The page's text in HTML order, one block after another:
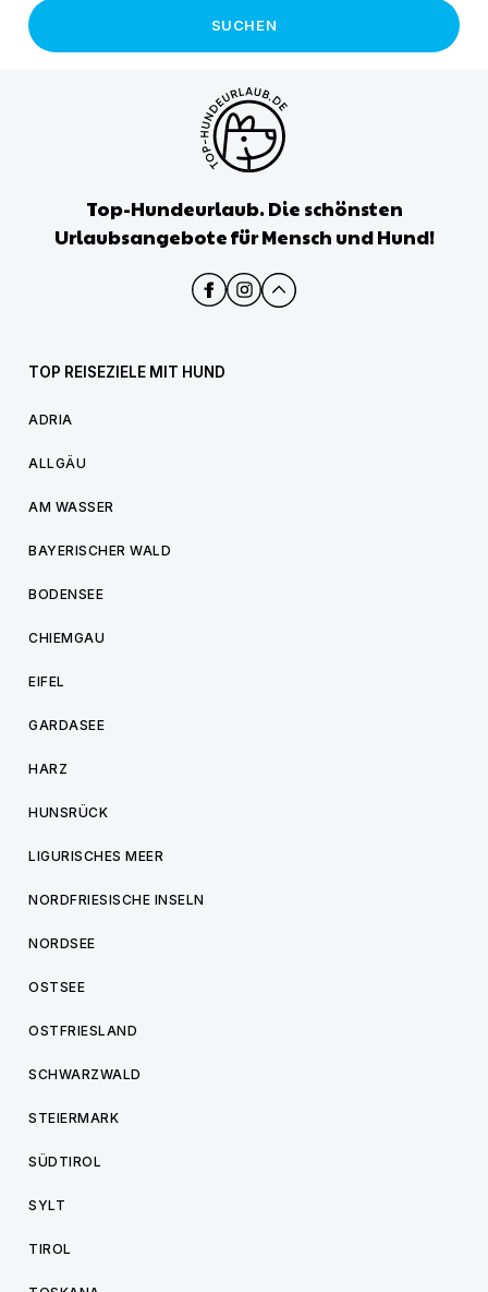
SUCHEN
Top-Hundeurlaub. Die schönsten
Urlaubsangebote für Mensch und Hund!
TOP REISEZIELE MIT HUND
ADRIA
ALLGÄU
AM WASSER
BAYERISCHER WALD
BODENSEE
CHIEMGAU
EIFEL
GARDASEE
HARZ
HUNSRÜCK
LIGURISCHES MEER
NORDFRIESISCHE INSELN
NORDSEE
OSTSEE
OSTFRIESLAND
SCHWARZWALD
STEIERMARK
SÜDTIROL
SYLT
TIROL